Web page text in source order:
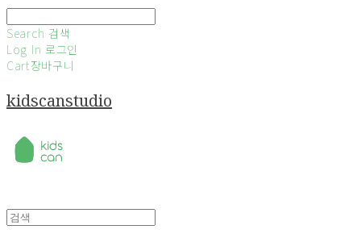
Search 검색
Log In 로그인
Cart장바구니
kidscanstudio